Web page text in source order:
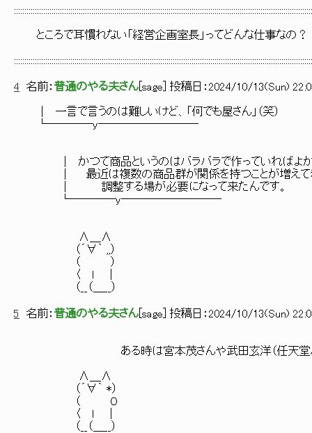
ところで耳慣れない「経営企画室長」ってどんな仕事なの？
4 名前： 普通のやる夫さん sage ] 投稿日： 2024/10/13(Sun)
│ 一言で言うのは難しいけど、「何でも屋さん」（笑）
└────y─────────
│ かつて商品というのはバラバラで作っていればよか
│ 最近は複数の商品群が関係を持つことが増えて
│ 調整する場が必要になって来たんです。
└────y─────────
∧＿∧
（´∀｀ ,,）
（ ）
〈 ｌ ｜
（__（＿__）
5 名前： 普通のやる夫さん sage ] 投稿日： 2024/10/13(Sun)
ある時は宮本茂さんや武田玄洋（任天堂ハードの
∧＿∧
（´∀｀ *）
（ ０
〈 ｌ ｜
（__（＿__）